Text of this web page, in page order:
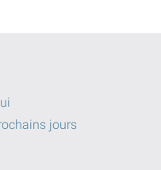
jours